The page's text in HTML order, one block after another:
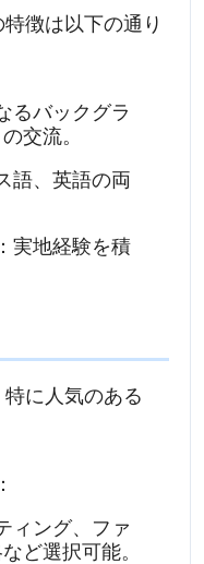
徴は以下の通り
るバックグラ
交流。
語、英語の両
実地経験を積
に人気のある
ィング、ファ
ど選択可能。